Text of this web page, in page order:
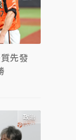
質先發
政治